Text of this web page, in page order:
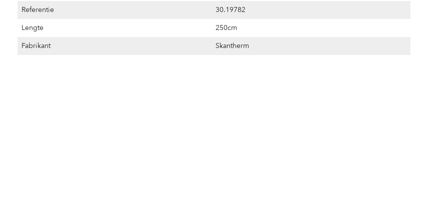
Referentie
30.19782
Lengte
250cm
Fabrikant
Skantherm